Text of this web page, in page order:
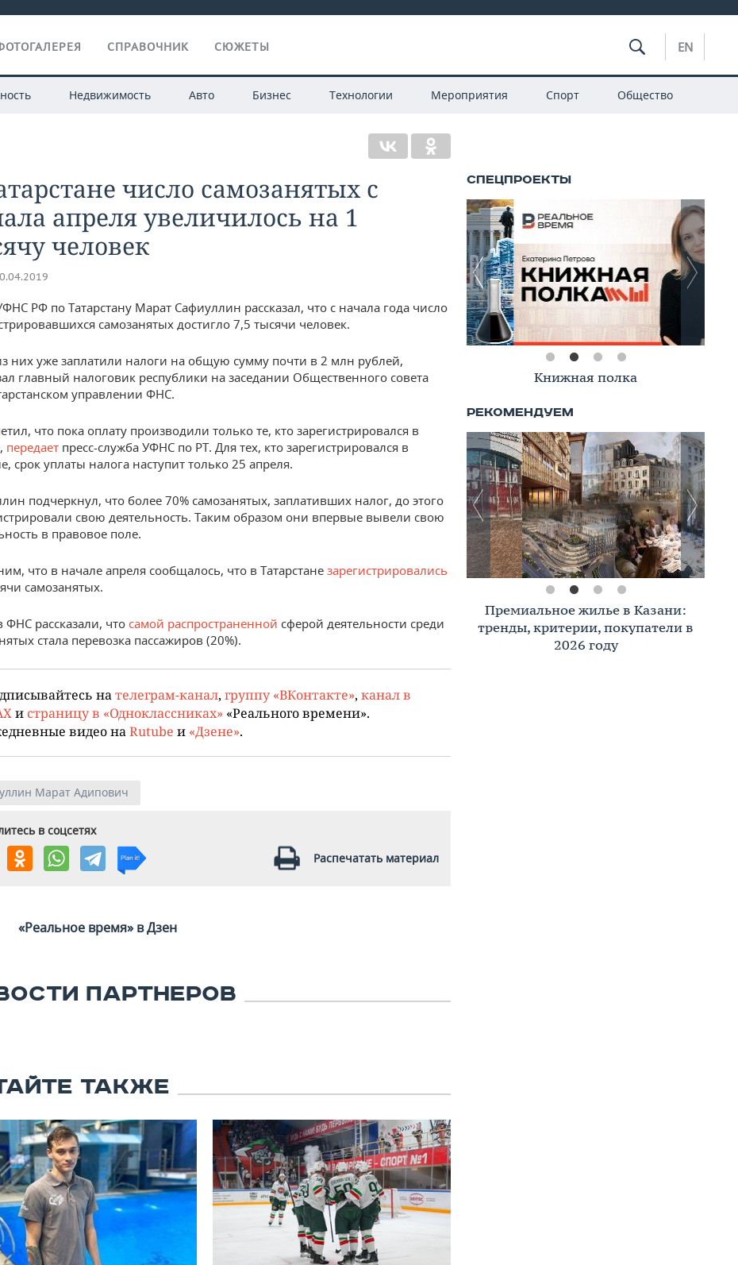
СПРАВОЧНИК СЮЖЕТЫ EN
Недвижимость Авто Бизнес Технологии Мероприятия Спорт Общество
число самозанятых с
апреля увеличилось на 1
человек
РФ по Татарстану Марат Сафиуллин рассказал, что с начала года число
самозанятых достигло 7,5 тысячи человек.
них уже заплатили налоги на общую сумму почти в 2 млн рублей,
главный налоговик республики на заседании Общественного совета
управлении ФНС.
что пока оплату производили только те, кто зарегистрировался в
передает пресс-служба УФНС по РТ. Для тех, кто зарегистрировался в
срок уплаты налога наступит только 25 апреля.
подчеркнул, что более 70% самозанятых, заплативших налог, до этого
свою деятельность. Таким образом они впервые вывели свою
в правовое поле.
что в начале апреля сообщалось, что в Татарстане зарегистрировались
самозанятых.
ФНС рассказали, что самой распространенной сферой деятельности среди
стала перевозка пассажиров (20%).
на телеграм-канал, группу «ВКонтакте», канал в
и страницу в «Одноклассниках» «Реального времени».
видео на Rutube и «Дзене».
Марат Адипович
в соцсетях
Распечатать материал
«Реальное время» в Дзен
ПАРТНЕРОВ
ТАКЖЕ
Книжная полка
Премиальное жилье в Казани:
тренды, критерии, покупатели в
2026 году